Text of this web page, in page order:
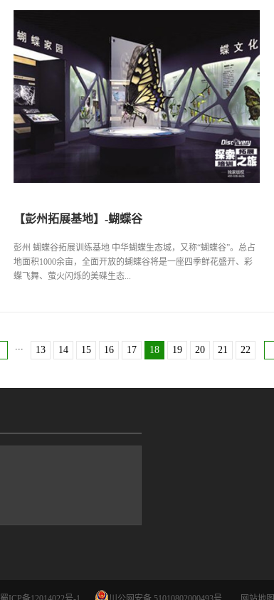
寺；伫足金顶，东望丹眉浅丘群山如万马奔腾；南望青衣江滚滚
悠久的老峨山每年六月六（农历）传统朝山会盛况空前。80年代
初，文化部门组织文艺工作者挖掘整理加工，编排出唢呐、龙
灯、狮灯、花灯、莲箫、高桩平台等优秀节目，把游山文体活动
与经济贸易活动有机结合，促进了地方经济、文化、体育、旅游
等各项事业的发展。连续举办了六届的老峨山游山文化经贸交易
会，每届都有数十万省内外客商、旅游观光者参加交易会，经贸
成交额近千万元。
【彭州拓展基地】-蝴蝶谷
彭州 蝴蝶谷拓展训练基地 中华蝴蝶生态城，又称“蝴蝶谷”。总占
地面积1000余亩，全面开放的蝴蝶谷将是一座四季鲜花盛开、彩
蝶飞舞、萤火闪烁的美碟生态...
个半小时车程□ 基地介绍：现已开放600余亩，建有反应龙门山脉
地质变迁、珍稀动植物种类、蝴蝶羽化蝶变过程的科普博物馆，
的枯叶蝶和蝴蝶制作的工艺品，蝴蝶蜜源食源植物种植示范区，
林，还开辟了专门用于露营、烧烤的营地，现已被市科学技术
局、是宣传部、市科协命名为成都市科普基地。
... 13 14 15 16 17 18 19 20 21 22